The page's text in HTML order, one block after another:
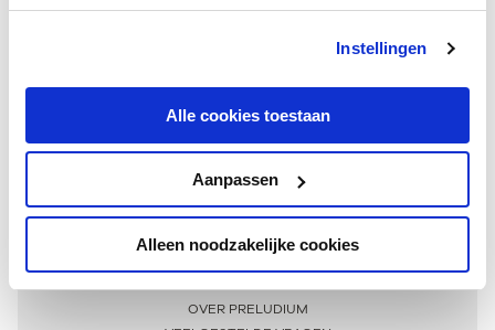
Instellingen
Alle cookies toestaan
Aanpassen
Alleen noodzakelijke cookies
Meer informatie
OVER PRELUDIUM